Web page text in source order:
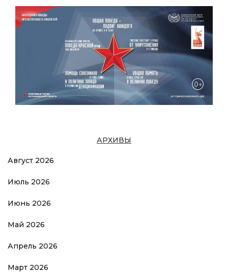
АРХИВЫ
Август 2026
Июль 2026
Июнь 2026
Май 2026
Апрель 2026
Март 2026